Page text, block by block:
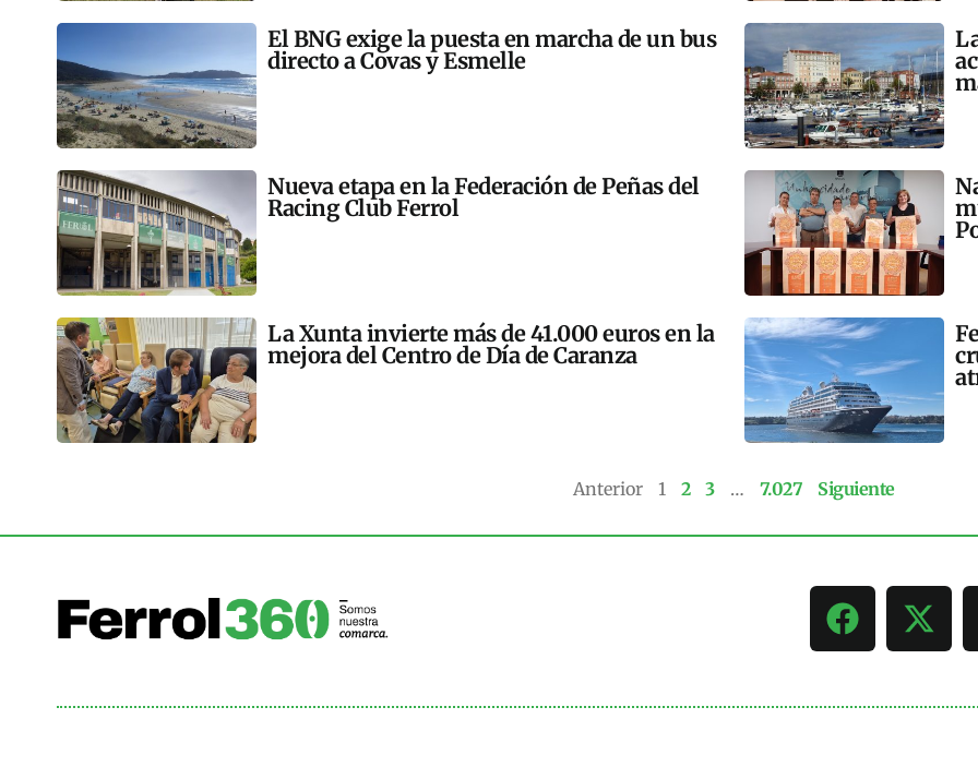
El BNG exige la puesta en marcha de un bus
directo a Covas y Esmelle
Nueva etapa en la Federación de Peñas del
Racing Club Ferrol
La Xunta invierte más de 41.000 euros en la
mejora del Centro de Día de Caranza
Anterior 1 2 3 … 7.027 Siguiente